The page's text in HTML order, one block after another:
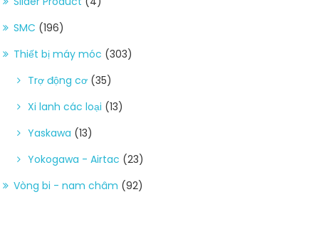
SMC (196)
Thiết bị máy móc (303)
Trợ động cơ (35)
Xi lanh các loại (13)
Yaskawa (13)
Yokogawa - Airtac (23)
Vòng bi - nam châm (92)